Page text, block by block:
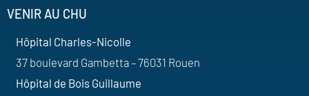
VENIR AU CHU
Hôpital Charles-Nicolle
37 boulevard Gambetta – 76031 Rouen
Hôpital de Bois Guillaume